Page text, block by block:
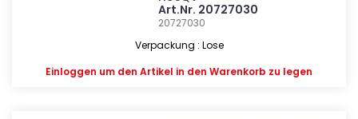
Art.Nr. 20727030
20727030
Verpackung : Lose
Einloggen um den Artikel in den Warenkorb zu legen